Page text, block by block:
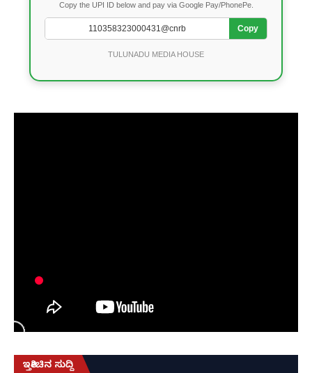
Copy the UPI ID below and pay via Google Pay/PhonePe.
Copy
TULUNADU MEDIA HOUSE
ಇತ್ತೀಚಿನ ಸುದ್ದಿ